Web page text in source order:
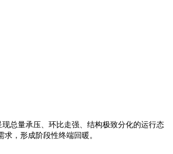
总量承压、环比走强、结构极致分化的运行态
，形成阶段性终端回暖。